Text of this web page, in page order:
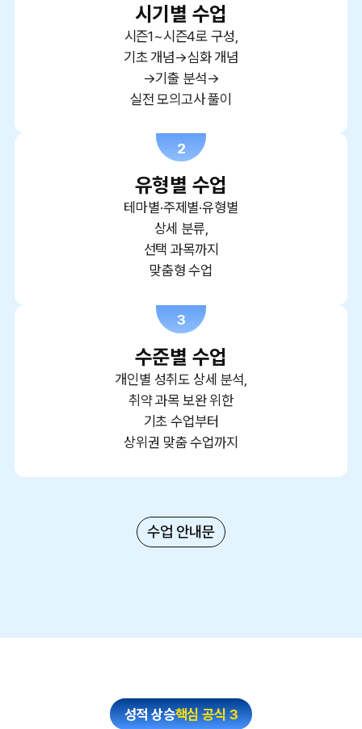
시기별 수업
시즌1~시즌4로 구성,
기초 개념→심화 개념
→기출 분석→
실전 모의고사 풀이
2
유형별 수업
테마별·주제별·유형별
상세 분류,
선택 과목까지
맞춤형 수업
3
수준별 수업
개인별 성취도 상세 분석,
취약 과목 보완 위한
기초 수업부터
상위권 맞춤 수업까지
수업 안내문
성적 상승핵심 공식 3